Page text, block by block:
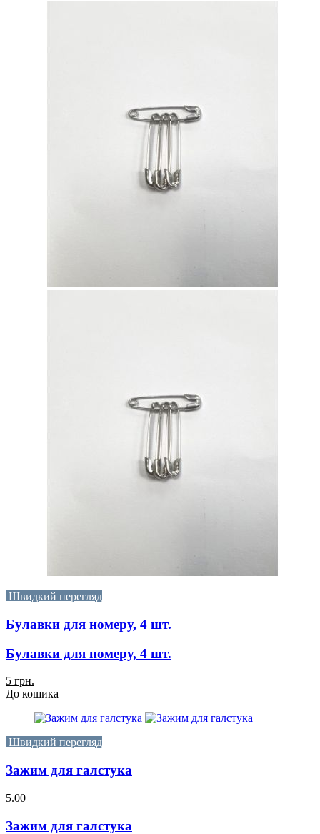
Швидкий перегляд
Булавки для номеру, 4 шт.
Булавки для номеру, 4 шт.
5 грн.
До кошика
Швидкий перегляд
Зажим для галстука
5.00
Зажим для галстука